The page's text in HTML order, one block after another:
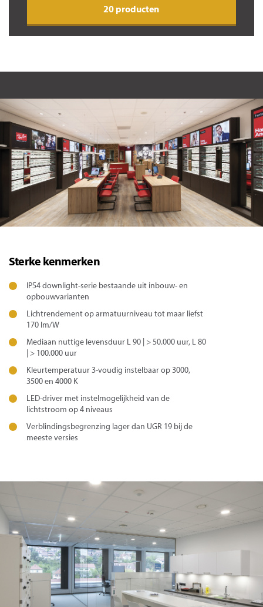
20 producten
Sterke kenmerken
IP54 downlight-serie bestaande uit inbouw- en
opbouwvarianten
Lichtrendement op armatuurniveau tot maar liefst
170 lm/W
Mediaan nuttige levensduur L 90 | > 50.000 uur, L 80
| > 100.000 uur
Kleurtemperatuur 3-voudig instelbaar op 3000,
3500 en 4000 K
LED-driver met instelmogelijkheid van de
lichtstroom op 4 niveaus
Verblindingsbegrenzing lager dan UGR 19 bij de
meeste versies